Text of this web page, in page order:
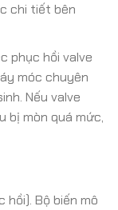
chi tiết bên
phục hồi valve
móc chuyên
Nếu valve
bị mòn quá mức,
hồi). Bộ biến mô